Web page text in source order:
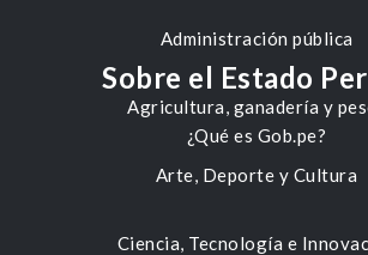
Administración pública
Agricultura, ganadería y
Arte, Deporte y Cultura
Ciencia, Tecnología e
Sobre el Estado
¿Qué es Gob.pe?